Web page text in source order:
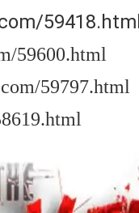
59418.html
59600.html
59797.html